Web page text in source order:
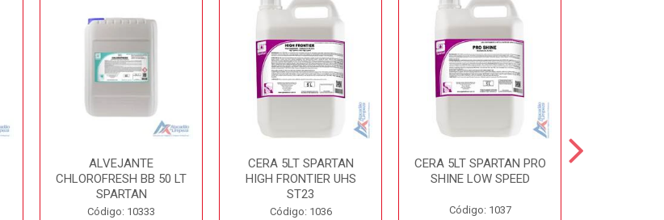
ALVEJANTE
CHLOROFRESH BB 50 LT
SPARTAN
Código: 10333
CERA 5LT SPARTAN
HIGH FRONTIER UHS
ST23
Código: 1036
CERA 5LT SPARTAN PRO
SHINE LOW SPEED
Código: 1037